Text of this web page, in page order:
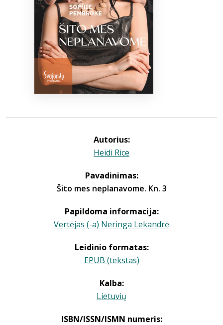
Autorius:
Heidi Rice
Pavadinimas:
Šito mes neplanavome. Kn. 3
Papildoma informacija:
Vertėjas (-a) Neringa Lekandrė
Leidinio formatas:
EPUB (tekstas)
Kalba:
Lietuvių
ISBN/ISSN/ISMN numeris: